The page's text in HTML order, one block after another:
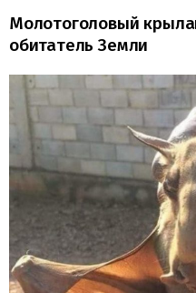
Молотоголовый
обитатель Земли